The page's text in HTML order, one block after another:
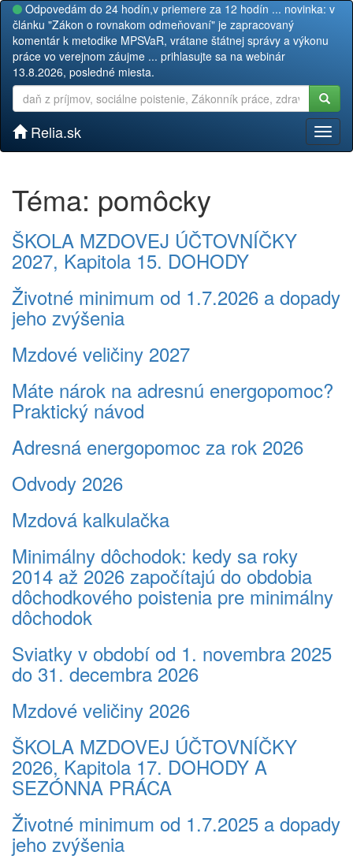
Odpovedám do 24 hodín,v priemere za 12 hodín ... novinka: v
článku "Zákon o rovnakom odmeňovaní" je zapracovaný
komentár k metodike MPSVaR, vrátane štátnej správy a výkonu
práce vo verejnom záujme ... prihlasujte sa na webinár
13.8.2026, posledné miesta.
Relia.sk
Téma: pomôcky
ŠKOLA MZDOVEJ ÚČTOVNÍČKY
2027, Kapitola 15. DOHODY
Životné minimum od 1.7.2026 a dopady
jeho zvýšenia
Mzdové veličiny 2027
Máte nárok na adresnú energopomoc?
Praktický návod
Adresná energopomoc za rok 2026
Odvody 2026
Mzdová kalkulačka
Minimálny dôchodok: kedy sa roky
2014 až 2026 započítajú do obdobia
dôchodkového poistenia pre minimálny
dôchodok
Sviatky v období od 1. novembra 2025
do 31. decembra 2026
Mzdové veličiny 2026
ŠKOLA MZDOVEJ ÚČTOVNÍČKY
2026, Kapitola 17. DOHODY A
SEZÓNNA PRÁCA
Životné minimum od 1.7.2025 a dopady
jeho zvýšenia